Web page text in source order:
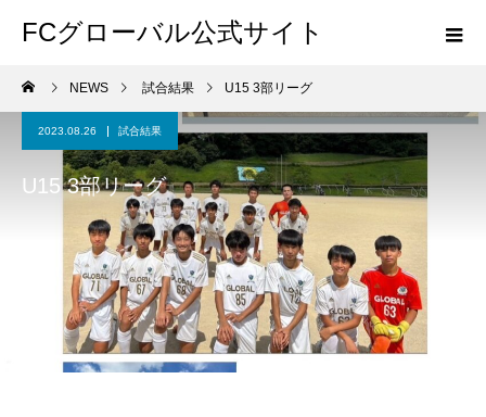
FCグローバル公式サイト
NEWS 試合結果 U15 3部リーグ
2023.08.26 試合結果
U15 3部リーグ